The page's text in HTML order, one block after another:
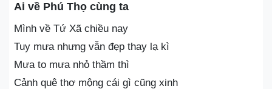
Ai về Phú Thọ cùng ta
Mình về Tứ Xã chiều nay
Tuy mưa nhưng vẫn đẹp thay lạ kì
Mưa to mưa nhỏ thầm thì
Cảnh quê thơ mộng cái gì cũng xinh